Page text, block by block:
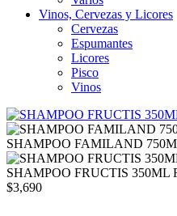
Vinos, Cervezas y Licores
Cervezas
Espumantes
Licores
Pisco
Vinos
SHAMPOO FAMILAND
SHAMPOO FRUCTIS
$3,690